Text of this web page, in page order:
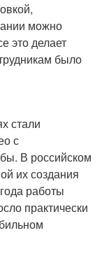
можно
это делает
было
стали
с
В российском
их создания
работы
практически